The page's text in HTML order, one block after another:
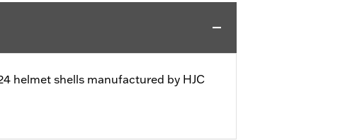
helmet shells manufactured by HJC